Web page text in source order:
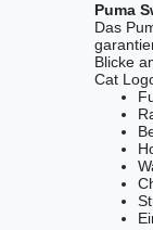
Puma
Das
Blicke
Cat